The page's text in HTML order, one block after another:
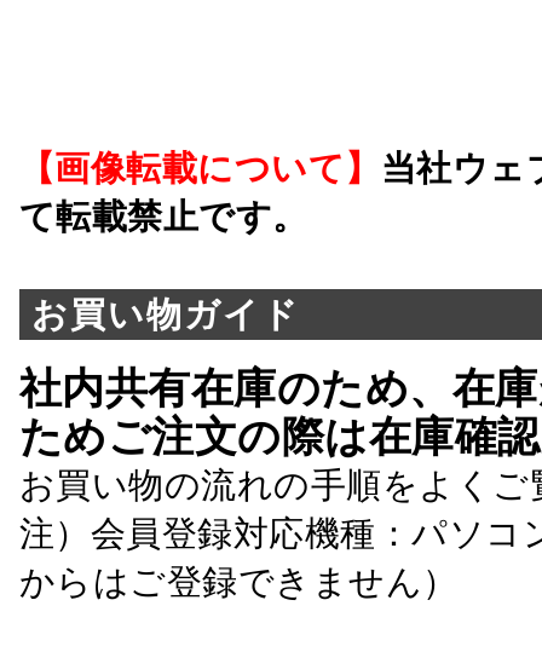
【画像転載について】 当社ウェ
て転載禁止です。
お買い物ガイド
社内共有在庫のため、在
ためご注文の際は在庫確
お買い物の流れの手順をよくご
注）会員登録対応機種：パソ
からはご登録できません）